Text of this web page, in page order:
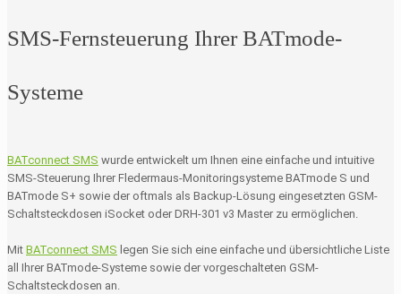
SMS-Fernsteuerung Ihrer BATmode-
Systeme
BATconnect SMS wurde entwickelt um Ihnen eine einfache und intuitive
SMS-Steuerung Ihrer Fledermaus-Monitoringsysteme BATmode S und
BATmode S+ sowie der oftmals als Backup-Lösung eingesetzten GSM-
Schaltsteckdosen iSocket oder DRH-301 v3 Master zu ermöglichen.
Mit BATconnect SMS legen Sie sich eine einfache und übersichtliche Liste
all Ihrer BATmode-Systeme sowie der vorgeschalteten GSM-
Schaltsteckdosen an.